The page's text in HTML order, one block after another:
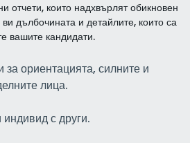
отчети, които надхвърлят обикновен
ви дълбочината и детайлите, които са
вашите кандидати.
за ориентацията, силните и
лица.
с други.